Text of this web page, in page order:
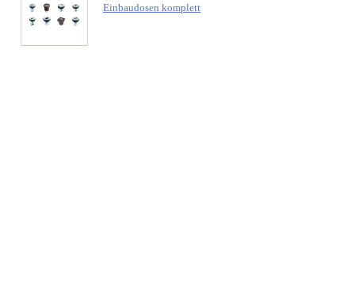
Einbaudosen komplett